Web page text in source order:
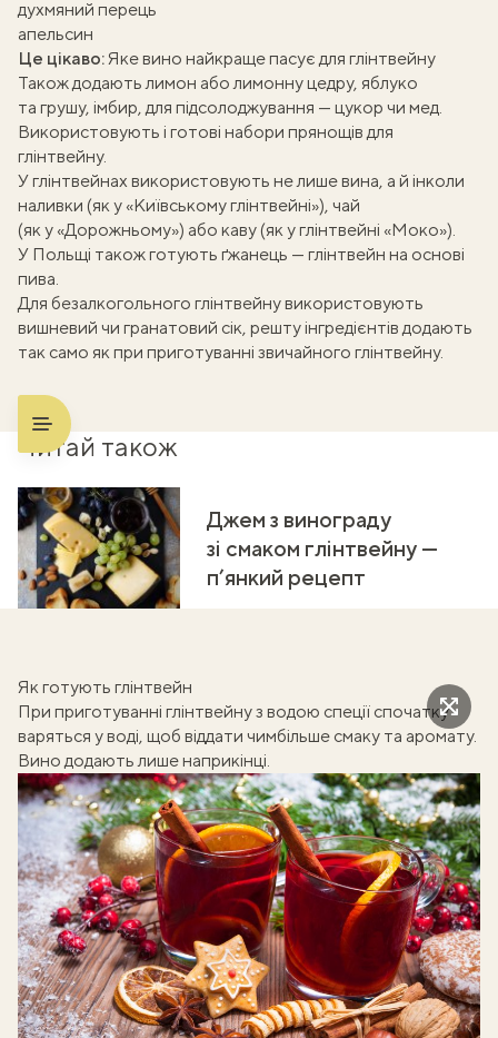
духмяний перець
апельсин
Це цікаво:Яке вино найкраще пасує для глінтвейну
Також додають лимон або лимонну цедру, яблуко
та грушу, імбир, для підсолоджування — цукор чи мед.
Використовують і готові набори прянощів для
глінтвейну.
У глінтвейнах використовують не лише вина, а й інколи
наливки (як у «Київському глінтвейні»), чай
(як у «Дорожньому») або каву (як у глінтвейні «Моко»).
У Польщі також готують ґжанець — глінтвейн на основі
пива.
Для безалкогольного глінтвейнувикористовують
вишневий чи гранатовий сік, решту інгредієнтів додають
так само як при приготуванні звичайного глінтвейну.
Читай також
Джем з винограду
зі смаком глінтвейну —
п’янкий рецепт
Як готують глінтвейн
При приготуванні глінтвейну з водою спеції спочатку
варяться у воді, щоб віддати чимбільше смаку та аромату.
Вино додають лише наприкінці.